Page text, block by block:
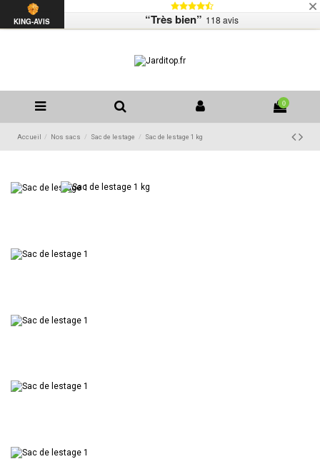
Contactez-nous
Liste de souhaits (
0
Accueil Nos sacs Sac de lestage Sac de lestage 1 kg
KING-AVIS “Très bien” 118 avis